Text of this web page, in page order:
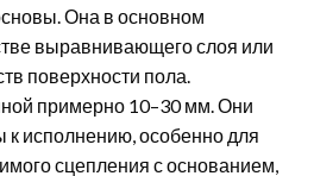
Она в основном
выравнивающего слоя или
поверхности пола.
примерно 10–30 мм. Они
к исполнению, особенно для
сцепления с основанием,